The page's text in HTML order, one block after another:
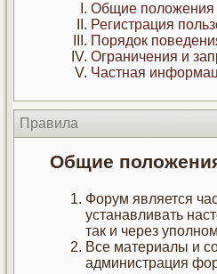
Общие положения
Регистрация
Порядок
Ограничения и
Частная
Правила
Общие
Форум является
устанавливать
так и через
Все материалы и
администрация